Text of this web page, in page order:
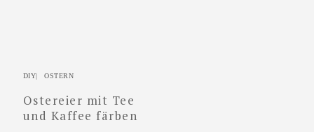
DIY|OSTERN
Ostereier mit Tee
und Kaffee färben